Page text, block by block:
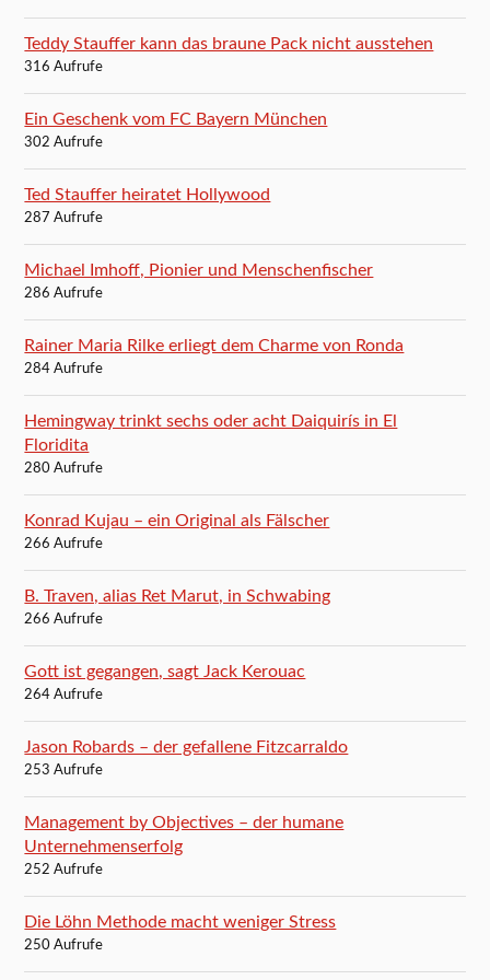
Teddy Stauffer kann das braune Pack nicht ausstehen
316 Aufrufe
Ein Geschenk vom FC Bayern München
302 Aufrufe
Ted Stauffer heiratet Hollywood
287 Aufrufe
Michael Imhoff, Pionier und Menschenfischer
286 Aufrufe
Rainer Maria Rilke erliegt dem Charme von Ronda
284 Aufrufe
Hemingway trinkt sechs oder acht Daiquirís in El
Floridita
280 Aufrufe
Konrad Kujau – ein Original als Fälscher
266 Aufrufe
B. Traven, alias Ret Marut, in Schwabing
266 Aufrufe
Gott ist gegangen, sagt Jack Kerouac
264 Aufrufe
Jason Robards – der gefallene Fitzcarraldo
253 Aufrufe
Management by Objectives – der humane
Unternehmenserfolg
252 Aufrufe
Die Löhn Methode macht weniger Stress
250 Aufrufe